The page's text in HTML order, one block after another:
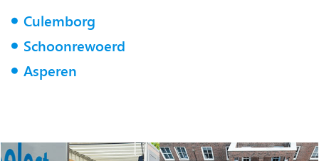
Culemborg
Schoonrewoerd
Asperen